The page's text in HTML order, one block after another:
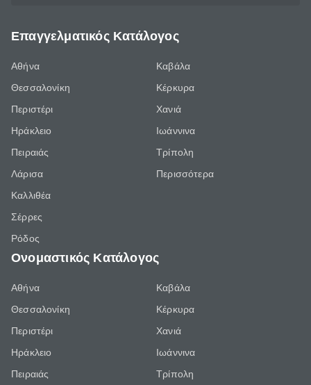
Επαγγελματικός Κατάλογος
Αθήνα
Θεσσαλονίκη
Περιστέρι
Ηράκλειο
Πειραιάς
Λάρισα
Καλλιθέα
Σέρρες
Ρόδος
Καβάλα
Κέρκυρα
Χανιά
Ιωάννινα
Τρίπολη
Περισσότερα
Ονομαστικός Κατάλογος
Αθήνα
Θεσσαλονίκη
Περιστέρι
Ηράκλειο
Πειραιάς
Καβάλα
Κέρκυρα
Χανιά
Ιωάννινα
Τρίπολη